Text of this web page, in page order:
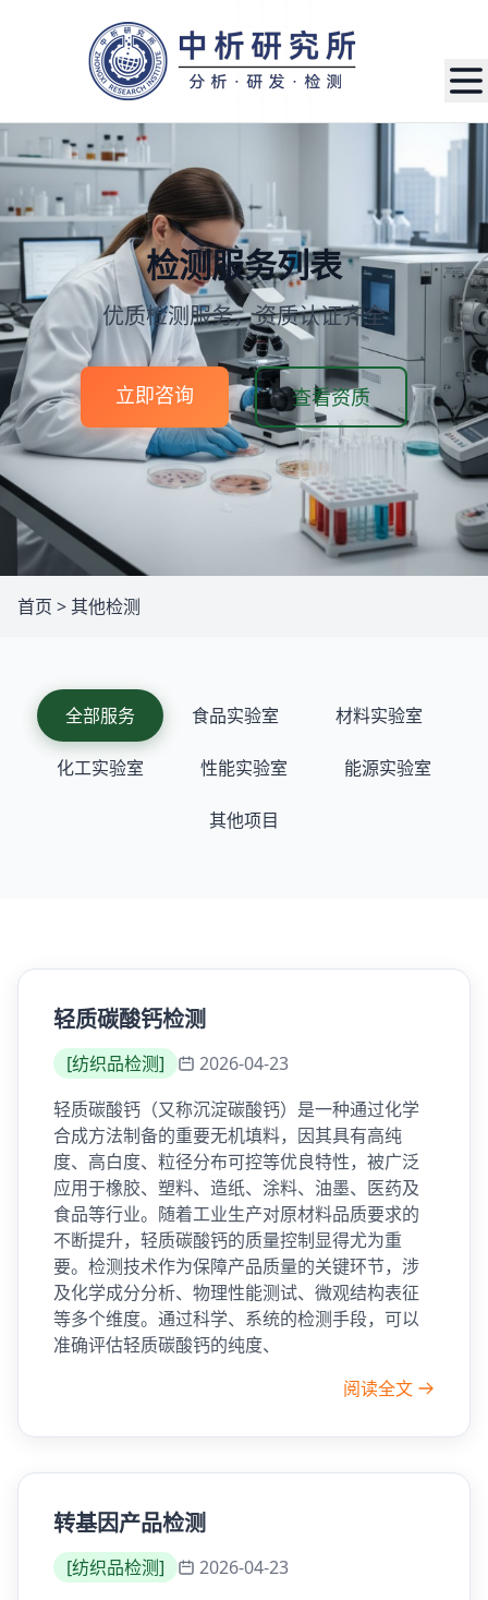
检测服务列表
优质检测服务，资质认证齐全
立即咨询 查看资质
首页 >其他检测
全部服务 食品实验室 材料实验室
化工实验室 性能实验室 能源实验室
其他项目
轻质碳酸钙检测
[纺织品检测]
2026-04-23
轻质碳酸钙（又称沉淀碳酸钙）是一种通过化学
合成方法制备的重要无机填料，因其具有高纯
度、高白度、粒径分布可控等优良特性，被广泛
应用于橡胶、塑料、造纸、涂料、油墨、医药及
食品等行业。随着工业生产对原材料品质要求的
不断提升，轻质碳酸钙的质量控制显得尤为重
要。检测技术作为保障产品质量的关键环节，涉
及化学成分分析、物理性能测试、微观结构表征
等多个维度。通过科学、系统的检测手段，可以
准确评估轻质碳酸钙的纯度、
阅读全文
转基因产品检测
[纺织品检测]
2026-04-23